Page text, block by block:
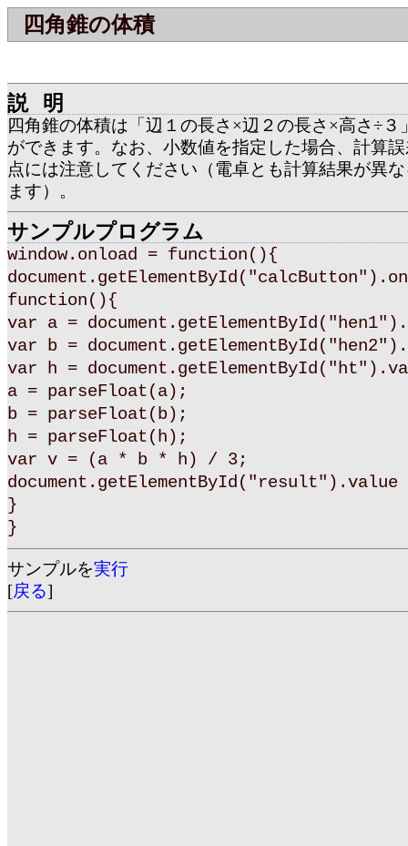
四角錐の体積
説明
四角錐の体積は「辺１の長さ×辺２の長さ×高さ÷３
ができます。なお、小数値を指定した場合、計算
点には注意してください（電卓とも計算結果が異
ます）。
サンプルプログラム
window.onload = function(){
function(){
var a =
var b =
var h =
a = parseFloat(a);
b = parseFloat(b);
h = parseFloat(h);
var v = (a * b * h) / 3;
}
}
サンプルを実行
[戻る]